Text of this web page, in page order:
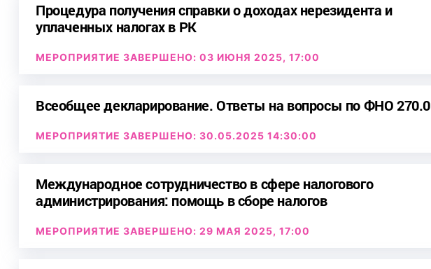
Процедура получения справки о доходах нерезидента и
уплаченных налогах в РК
МЕРОПРИЯТИЕ ЗАВЕРШЕНО: 03 ИЮНЯ 2025, 17:00
Всеобщее декларирование. Ответы на вопросы по ФНО 270.0
МЕРОПРИЯТИЕ ЗАВЕРШЕНО: 30.05.2025 14:30:00
Международное сотрудничество в сфере налогового
администрирования: помощь в сборе налогов
МЕРОПРИЯТИЕ ЗАВЕРШЕНО: 29 МАЯ 2025, 17:00